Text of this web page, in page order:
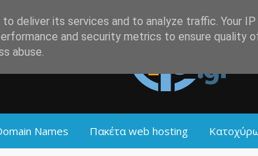
Names Πακέτα web hosting
deliver its services and to analyze traffic. Your
and security metrics to ensure quality
abuse.